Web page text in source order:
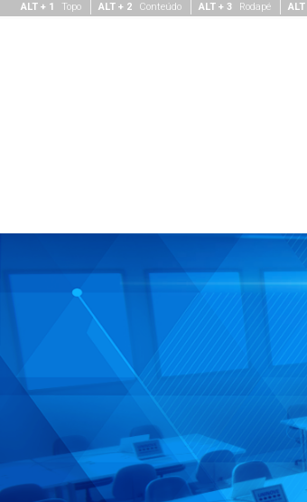
ALT + 1 Topo ALT + 2 Conteúdo ALT + 3 Rodapé